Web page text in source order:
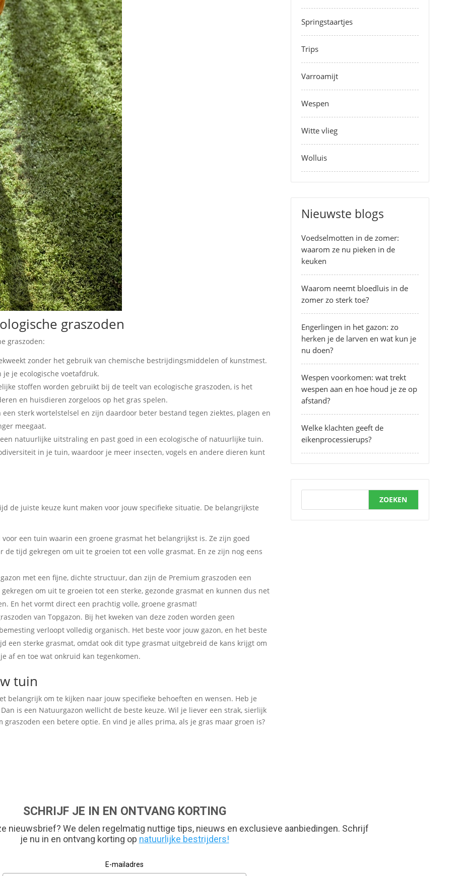
graszoden
graszoden:
zonder het gebruik van chemische bestrijdingsmiddelen of kunstmest.
je ecologische voetafdruk.
stoffen worden gebruikt bij de teelt van ecologische graszoden, is het
en huisdieren zorgeloos op het gras spelen.
sterk wortelstelsel en zijn daardoor beter bestand tegen ziektes, plagen en
meegaat.
natuurlijke uitstraling en past goed in een ecologische of natuurlijke tuin.
in je tuin, waardoor je meer insecten, vogels en andere dieren kunt
de juiste keuze kunt maken voor jouw specifieke situatie. De belangrijkste
voor een tuin waarin een groene grasmat het belangrijkst is. Ze zijn goed
tijd gekregen om uit te groeien tot een volle grasmat. En ze zijn nog eens
met een fijne, dichte structuur, dan zijn de Premium graszoden een
om uit te groeien tot een sterke, gezonde grasmat en kunnen dus net
En het vormt direct een prachtig volle, groene grasmat!
van Topgazon. Bij het kweken van deze zoden worden geen
verloopt volledig organisch. Het beste voor jouw gazon, en het beste
een sterke grasmat, omdat ook dit type grasmat uitgebreid de kans krijgt om
af en toe wat onkruid kan tegenkomen.
tuin
belangrijk om te kijken naar jouw specifieke behoeften en wensen. Heb je
is een Natuurgazon wellicht de beste keuze. Wil je liever een strak, sierlijk
een betere optie. En vind je alles prima, als je gras maar groen is?
Springstaartjes
Trips
Varroamijt
Wespen
Witte vlieg
Wolluis
Nieuwste blogs
Voedselmotten in de zomer:
waarom ze nu pieken in de
keuken
Waarom neemt bloedluis in de
zomer zo sterk toe?
Engerlingen in het gazon: zo
herken je de larven en wat kun je
nu doen?
Wespen voorkomen: wat trekt
wespen aan en hoe houd je ze op
afstand?
Welke klachten geeft de
eikenprocessierups?
ZOEKEN